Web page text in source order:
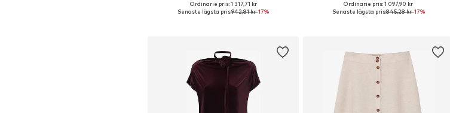
Tillgängliga storlekar: One Size
Ordinarie pris: 1 317,71 kr
Senaste lägsta pris:942,81 kr-17%
Tillgängliga storlekar: 34, 36, 38, 40, 42, 44
Ordinarie pris: 1 097,90 kr
Senaste lägsta pris:845,28 kr-17%